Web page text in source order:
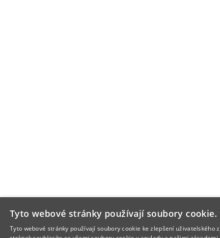
Tyto webové stránky používají soubory cookie.
Tyto webové stránky používají soubory cookie ke zlepšení uživatelského